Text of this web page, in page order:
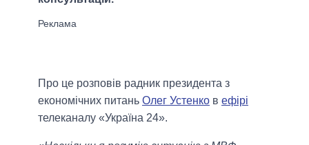
Про це розповів радник президента з
економічних питань Олег Устенко в ефірі
телеканалу «Україна 24».